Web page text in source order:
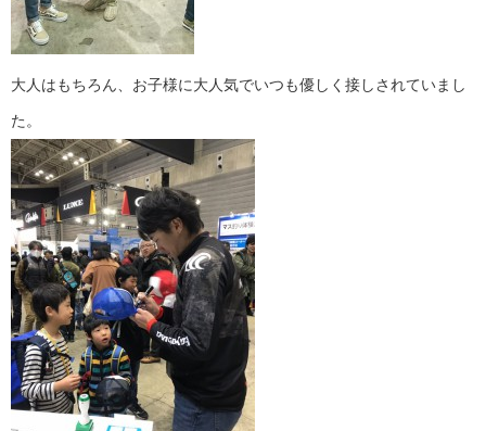
大人はもちろん、お子様に大人気でいつも優しく接しされていまし
た。